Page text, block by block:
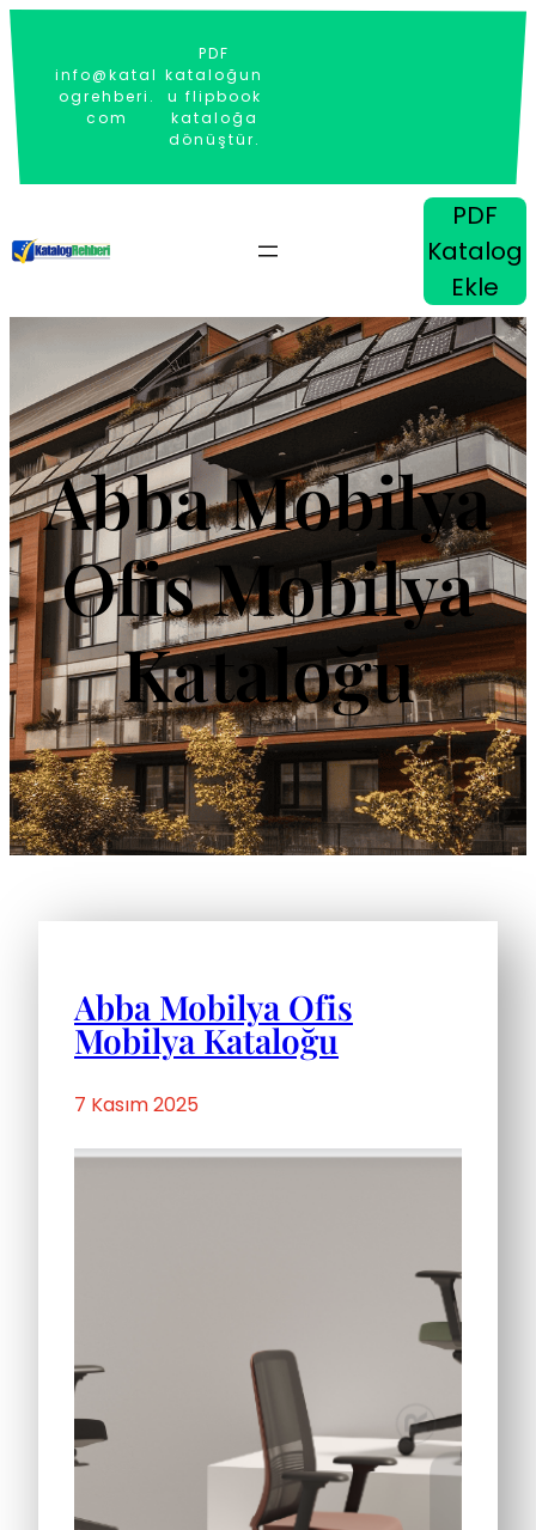
İçeriğe
geç
info@katal
ogrehberi.
com
PDF
kataloğun
u flipbook
kataloğa
dönüştür.
PDF
Katalog
Ekle
Abba Mobilya
Ofis Mobilya
Kataloğu
Abba Mobilya Ofis
Mobilya Kataloğu
7 Kasım 2025